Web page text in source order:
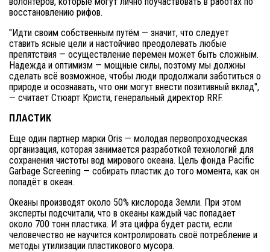
восстановлению рифов.
"Идти своим собственным путём — значит, что следует
ставить ясные цели и настойчиво преодолевать любые
препятствия — осуществление перемен может быть сложным.
Надежда и оптимизм — мощные силы, поэтому мы должны
сделать всё возможное, чтобы люди продолжали заботиться о
природе и осознавать, что они могут внести позитивный вклад",
— считает Стюарт Кристи, генеральный директор RRF.
ПЛАСТИК
Еще один партнер марки Oris — молодая первопроходческая
организация, которая занимается разработкой технологий для
сохранения чистоты вод мирового океана. Цель фонда Pacific
Garbage Screening — собирать пластик до того момента, как он
попадёт в океан.
Океаны производят около 50% кислорода Земли. При этом
эксперты подсчитали, что в океаны каждый час попадает
около 700 тонн пластика. И эта цифра будет расти, если
человечество не научится контролировать своё потребление и
методы утилизации пластикового мусора.